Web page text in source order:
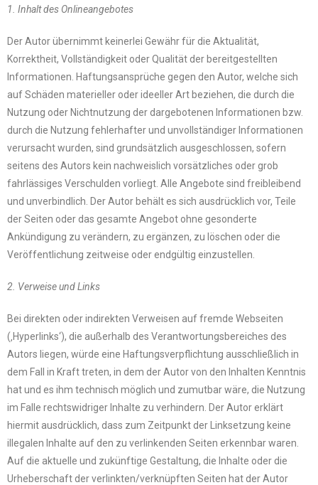
1. Inhalt des Onlineangebotes
Der Autor übernimmt keinerlei Gewähr für die Aktualität,
Korrektheit, Vollständigkeit oder Qualität der bereitgestellten
Informationen. Haftungsansprüche gegen den Autor, welche sich
auf Schäden materieller oder ideeller Art beziehen, die durch die
Nutzung oder Nichtnutzung der dargebotenen Informationen bzw.
durch die Nutzung fehlerhafter und unvollständiger Informationen
verursacht wurden, sind grundsätzlich ausgeschlossen, sofern
seitens des Autors kein nachweislich vorsätzliches oder grob
fahrlässiges Verschulden vorliegt. Alle Angebote sind freibleibend
und unverbindlich. Der Autor behält es sich ausdrücklich vor, Teile
der Seiten oder das gesamte Angebot ohne gesonderte
Ankündigung zu verändern, zu ergänzen, zu löschen oder die
Veröffentlichung zeitweise oder endgültig einzustellen.
2. Verweise und Links
Bei direkten oder indirekten Verweisen auf fremde Webseiten
(‚Hyperlinks‘), die außerhalb des Verantwortungsbereiches des
Autors liegen, würde eine Haftungsverpflichtung ausschließlich in
dem Fall in Kraft treten, in dem der Autor von den Inhalten Kenntnis
hat und es ihm technisch möglich und zumutbar wäre, die Nutzung
im Falle rechtswidriger Inhalte zu verhindern. Der Autor erklärt
hiermit ausdrücklich, dass zum Zeitpunkt der Linksetzung keine
illegalen Inhalte auf den zu verlinkenden Seiten erkennbar waren.
Auf die aktuelle und zukünftige Gestaltung, die Inhalte oder die
Urheberschaft der verlinkten/verknüpften Seiten hat der Autor